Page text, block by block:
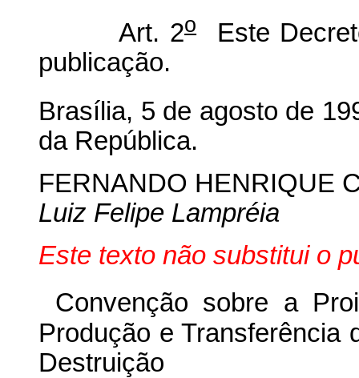
Art. 2oEste
publicação.
Brasília, 5 de agosto de
da República.
FERNANDO HENRIQUE
Luiz Felipe Lampréia
Este texto não substitui o
Convenção sobre a
Produção e Transferência
Destruição